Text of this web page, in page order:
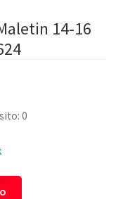
14-16
0